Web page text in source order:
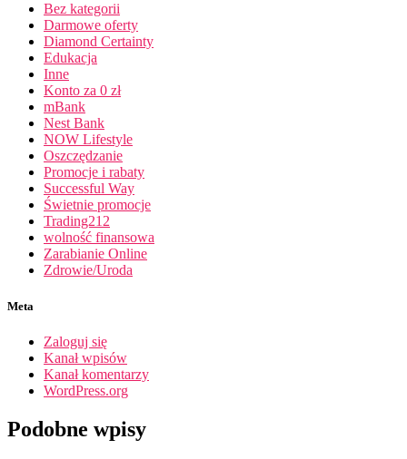
Bez kategorii
Darmowe oferty
Diamond Certainty
Edukacja
Inne
Konto za 0 zł
mBank
Nest Bank
NOW Lifestyle
Oszczędzanie
Promocje i rabaty
Successful Way
Świetnie promocje
Trading212
wolność finansowa
Zarabianie Online
Zdrowie/Uroda
Meta
Zaloguj się
Kanał wpisów
Kanał komentarzy
WordPress.org
Podobne wpisy